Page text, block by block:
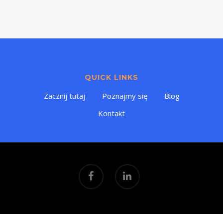
QUICK LINKS
Zacznij tutaj Poznajmy się
Blog
Kontakt